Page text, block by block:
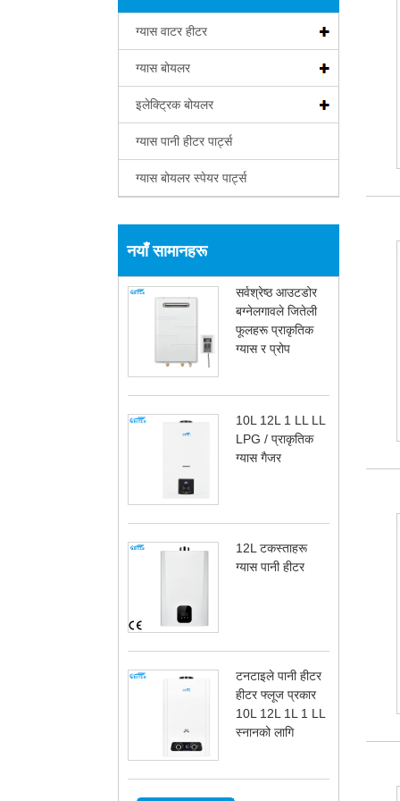
ग्यास वाटर हीटर
ग्यास बोयलर
इलेक्ट्रिक बोयलर
ग्यास पानी हीटर पार्ट्स
ग्यास बोयलर स्पेयर पार्ट्स
नयाँ सामानहरू
सर्वश्रेष्ठ आउटडोर
बग्नेलगावले जितेली
फूलहरू प्राकृतिक
ग्यास र प्रोप
10L 12L 1 LL LL
LPG / प्राकृतिक
ग्यास गैजर
12L टकस्ताहरू
ग्यास पानी हीटर
टनटाइले पानी हीटर
हीटर फ्लूज प्रकार
10L 12L 1L 1 LL
स्नानको लागि